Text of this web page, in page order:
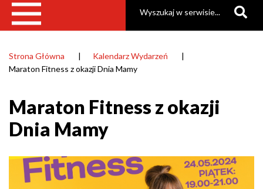
Ścieżka
Strona Główna
Kalendarz Wydarzeń
Maraton Fitness z okazji Dnia Mamy
Maraton Fitness z okazji
Dnia Mamy